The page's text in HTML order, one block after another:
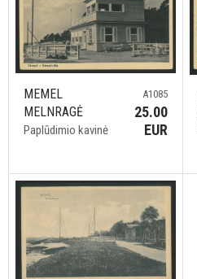
MEMEL
MELNRAGĖ
Paplūdimio kavinė
A1085
25.00
EUR